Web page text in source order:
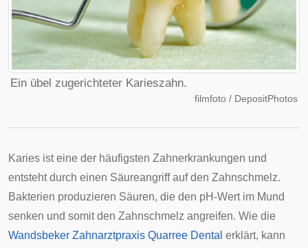
Ein übel zugerichteter Karieszahn.
filmfoto / DepositPhotos
Karies ist eine der häufigsten Zahnerkrankungen und
entsteht durch einen Säureangriff auf den Zahnschmelz.
Bakterien produzieren Säuren, die den pH-Wert im Mund
senken und somit den Zahnschmelz angreifen. Wie die
Wandsbeker Zahnarztpraxis Quarree Dental erklärt, kann